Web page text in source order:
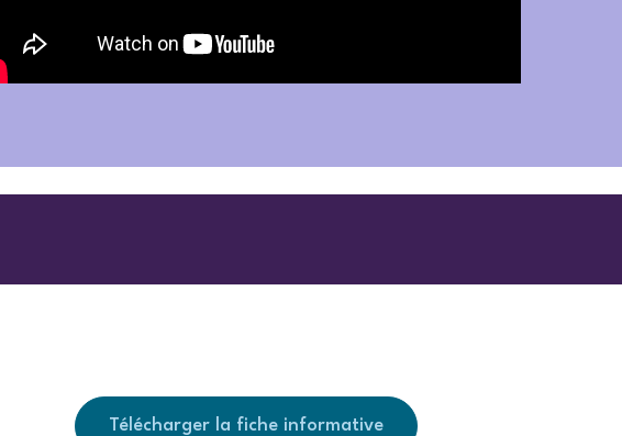
Télécharger la fiche informative